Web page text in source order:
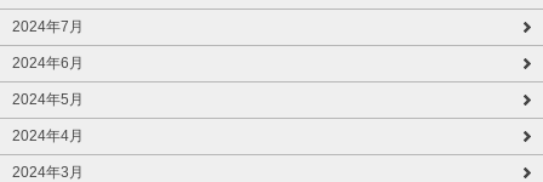
2024年7月
2024年6月
2024年5月
2024年4月
2024年3月